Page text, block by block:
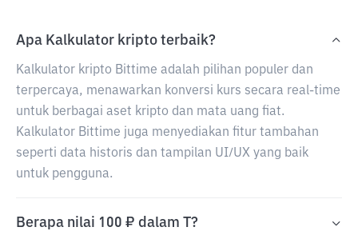
Apa Kalkulator kripto terbaik?
Kalkulator kripto Bittime adalah pilihan populer dan
terpercaya, menawarkan konversi kurs secara real-time
untuk berbagai aset kripto dan mata uang fiat.
Kalkulator Bittime juga menyediakan fitur tambahan
seperti data historis dan tampilan UI/UX yang baik
untuk pengguna.
Berapa nilai 100 ₽ dalam T?